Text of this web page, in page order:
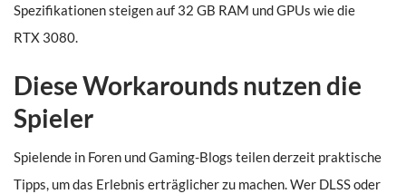
Spezifikationen steigen auf 32 GB RAM und GPUs wie die
RTX 3080.
Diese Workarounds nutzen die
Spieler
Spielende in Foren und Gaming-Blogs teilen derzeit praktische
Tipps, um das Erlebnis erträglicher zu machen. Wer DLSS oder